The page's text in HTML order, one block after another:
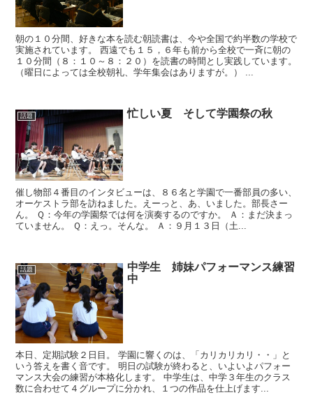
朝の１０分間、好きな本を読む朝読書は、今や全国で約半数の学校で
実施されています。 西遠でも１５，６年も前から全校で一斉に朝の
１０分間（８：１０～８：２０）を読書の時間とし実践しています。
（曜日によっては全校朝礼、学年集会はありますが。） ...
話題 忙しい夏 そして学園祭の秋
催し物部４番目のインタビューは、８６名と学園で一番部員の多い、
オーケストラ部を訪ねました。えーっと、あ、いました。部長さー
ん。 Ｑ：今年の学園祭では何を演奏するのですか。 Ａ：まだ決まっ
ていません。 Ｑ：えっ。そんな。 Ａ：９月１３日（土...
話題
中学生 姉妹パフォーマンス練習
中
本日、定期試験２日目。 学園に響くのは、「カリカリカリ・・」と
いう答えを書く音です。 明日の試験が終わると、いよいよパフォー
マンス大会の練習が本格化します。 中学生は、中学３年生のクラス
数に合わせて４グループに分かれ、１つの作品を仕上げます...